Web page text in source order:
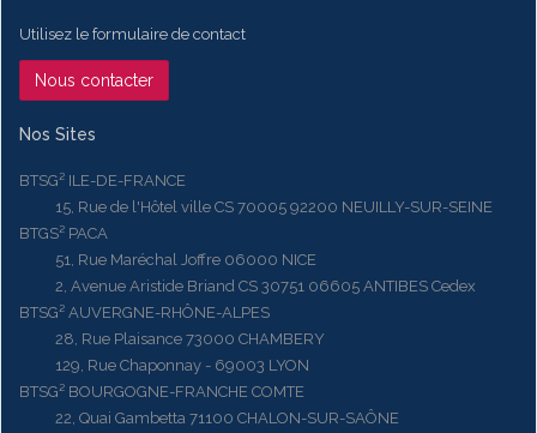
Utilisez le formulaire de contact
Nous contacter
Nos Sites
BTSG² ILE-DE-FRANCE
15, Rue de l'Hôtel ville CS 70005 92200 NEUILLY-SUR-SEINE
BTGS² PACA
51, Rue Maréchal Joffre 06000 NICE
2, Avenue Aristide Briand CS 30751 06605 ANTIBES Cedex
BTSG² AUVERGNE-RHÔNE-ALPES
28, Rue Plaisance 73000 CHAMBERY
129, Rue Chaponnay - 69003 LYON
BTSG² BOURGOGNE-FRANCHE COMTE
22, Quai Gambetta 71100 CHALON-SUR-SAÔNE